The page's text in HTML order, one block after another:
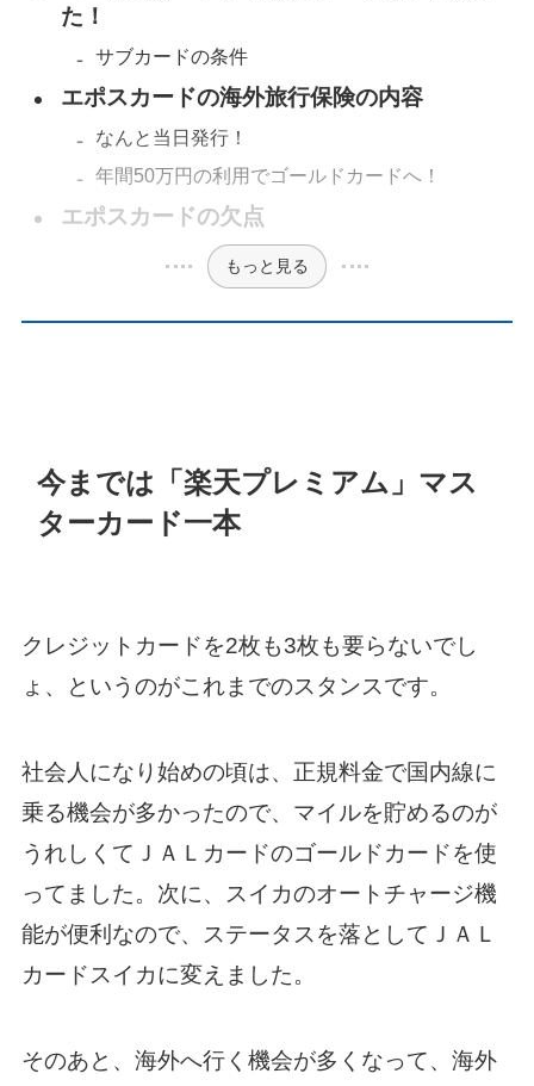
た！
サブカードの条件
エポスカードの海外旅行保険の内容
なんと当日発行！
年間50万円の利用でゴールドカードへ！
エポスカードの欠点
もっと見る
今までは「楽天プレミアム」マス
ターカード一本
クレジットカードを2枚も3枚も要らないでし
ょ、というのがこれまでのスタンスです。
社会人になり始めの頃は、正規料金で国内線に
乗る機会が多かったので、マイルを貯めるのが
うれしくてＪＡＬカードのゴールドカードを使
ってました。次に、スイカのオートチャージ機
能が便利なので、ステータスを落としてＪＡＬ
カードスイカに変えました。
そのあと、海外へ行く機会が多くなって、海外